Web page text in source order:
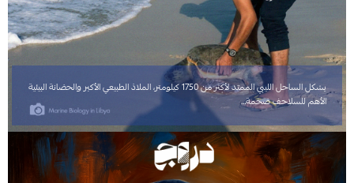
يشكل الساحل الليبي الممتد لأكثر من 1750 كيلومتر، الملاذ الطبيعي الأكبر والحضانة البيئية
الأهم للسلاحف ضخمة…